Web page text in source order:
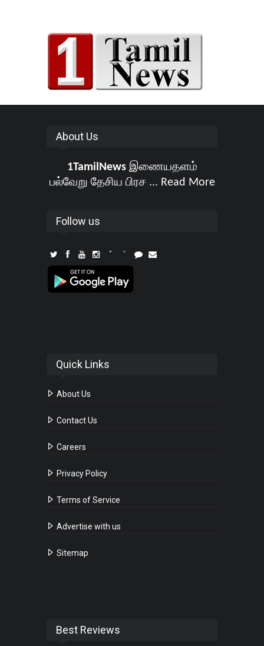
About Us
1TamilNewsஇணையதளம்
பல்வேறு தேசிய பிரச ... Read More
Follow us
Quick Links
About Us
Contact Us
Careers
Privacy Policy
Terms of Service
Advertise with us
Sitemap
Best Reviews